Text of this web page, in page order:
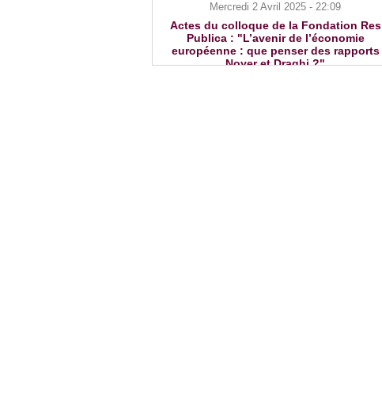
Mercredi 2 Avril 2025 - 22:09
Actes du colloque de la Fondation Res
Publica : "L’avenir de l’économie
européenne : que penser des rapports
Noyer et Draghi ?"